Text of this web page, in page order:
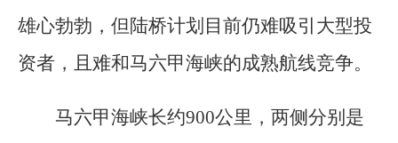
雄心勃勃，但陆桥计划目前仍难吸引大型投
资者，且难和马六甲海峡的成熟航线竞争。
马六甲海峡长约900公里，两侧分别是